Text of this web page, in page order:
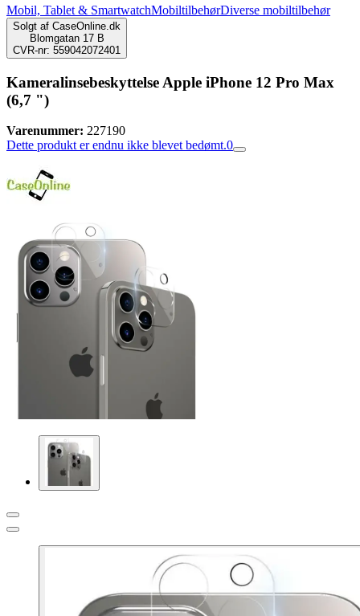
Mobil, Tablet & SmartwatchMobiltilbehørDiverse mobiltilbehør
Solgt af CaseOnline.dk
Blomgatan 17 B
CVR-nr: 559042072401
Kameralinsebeskyttelse Apple iPhone 12 Pro Max
(6,7 ")
Varenummer: 227190
Dette produkt er endnu ikke blevet bedømt.0